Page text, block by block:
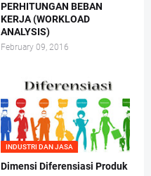
PERHITUNGAN BEBAN
KERJA (WORKLOAD
ANALYSIS)
February 09, 2016
INDUSTRI DAN JASA
Dimensi Diferensiasi Produk